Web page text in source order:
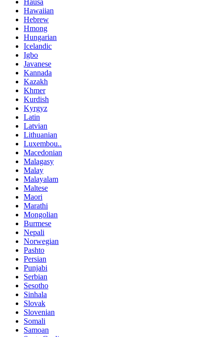
Hausa
Hawaiian
Hebrew
Hmong
Hungarian
Icelandic
Igbo
Javanese
Kannada
Kazakh
Khmer
Kurdish
Kyrgyz
Latin
Latvian
Lithuanian
Luxembou..
Macedonian
Malagasy
Malay
Malayalam
Maltese
Maori
Marathi
Mongolian
Burmese
Nepali
Norwegian
Pashto
Persian
Punjabi
Serbian
Sesotho
Sinhala
Slovak
Slovenian
Somali
Samoan